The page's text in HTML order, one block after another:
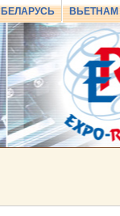
БЕЛАРУСЬ ВЬЕТНАМ